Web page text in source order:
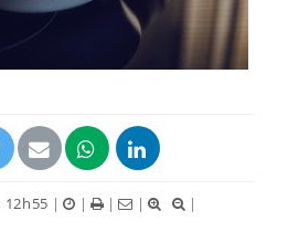
12h55 | | | |
|